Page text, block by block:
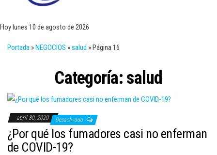
a
Hoy lunes 10 de agosto de 2026
Portada »NEGOCIOS »salud »Página 16
Categoría: salud
abril 30, 2020 Desactivado
¿Por qué los fumadores casi no enferman
de COVID-19?